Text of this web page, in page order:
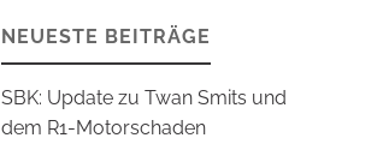
NEUESTE BEITRÄGE
SBK: Update zu Twan Smits und
dem R1-Motorschaden